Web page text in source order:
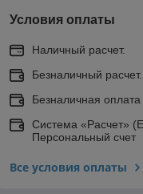
Условия оплаты
Наличный расчет.
Безналичный
Безналичная
Система «Расчет»
Персональный счет
Все условия оплаты